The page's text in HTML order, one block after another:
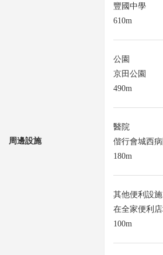
周邊設施
豐國中學
610m
公園
京田公園
490m
醫院
偕行會城西
180m
其他便利設施
在全家便利
100m